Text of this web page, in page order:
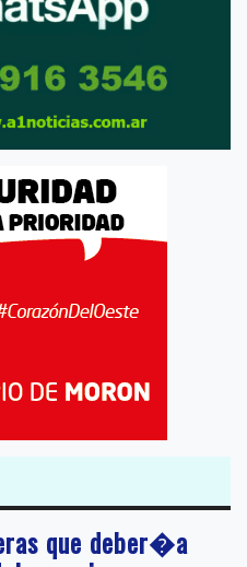
que deber�a